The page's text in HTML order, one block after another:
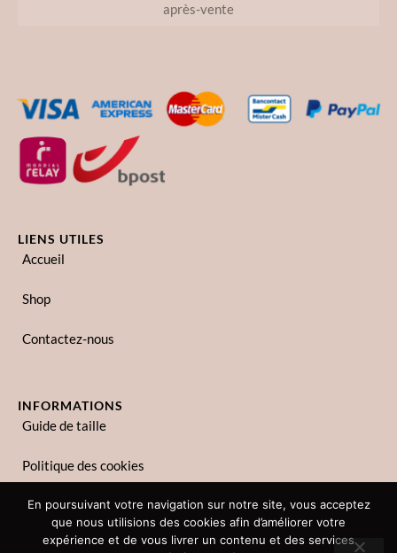
après-vente
LIENS UTILES
Accueil
Shop
Contactez-nous
INFORMATIONS
Guide de taille
Politique des cookies
Politique de confidentialité
En poursuivant votre navigation sur notre site, vous acceptez
que nous utilisions des cookies afin d’améliorer votre
expérience et de vous livrer un contenu et des services